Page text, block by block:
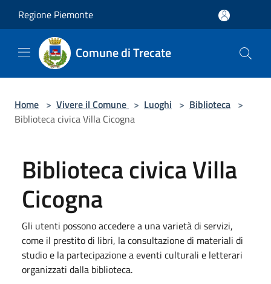
Regione Piemonte
Comune di Trecate
Home > Vivere il Comune > Luoghi > Biblioteca >
Biblioteca civica Villa Cicogna
Biblioteca civica Villa
Cicogna
Gli utenti possono accedere a una varietà di servizi,
come il prestito di libri, la consultazione di materiali di
studio e la partecipazione a eventi culturali e letterari
organizzati dalla biblioteca.